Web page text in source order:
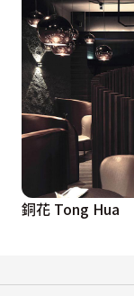
銅花 Tong Hua